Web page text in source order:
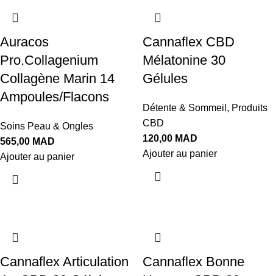
Auracos
Pro.Collagenium
Collagène Marin 14
Ampoules/Flacons
Soins Peau & Ongles
565,00 MAD
Ajouter au panier
Cannaflex CBD
Mélatonine 30
Gélules
Détente & Sommeil , Produits
CBD
120,00 MAD
Ajouter au panier
Cannaflex Articulation
Cannaflex Bonne